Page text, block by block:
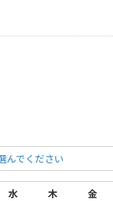
んでください
水 木 金